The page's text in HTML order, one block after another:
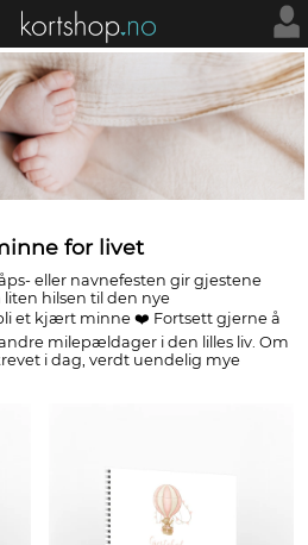
for livet
eller navnefesten gir gjestene
hilsen til den nye
et kjært minne ❤️ Fortsett gjerne å
milepældager i den lilles liv. Om
i dag, verdt uendelig mye